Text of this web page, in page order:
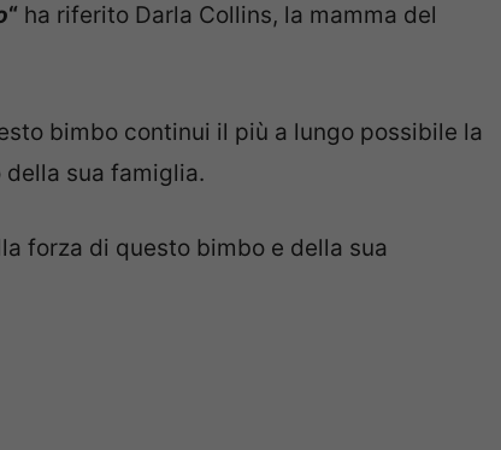
“ ha riferito Darla Collins, la mamma del
bimbo continui il più a lungo possibile la
sua famiglia.
forza di questo bimbo e della sua